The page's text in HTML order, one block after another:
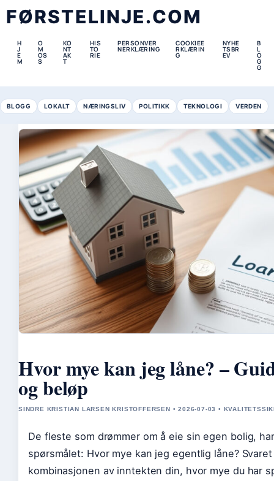
FØRSTELINJE.COM
H
J
E
M
O
M
OS
S
KO
NT
AK
T
HIS
TO
RIE
PERSONVER
NERKLÆRING
COOKIEE
RKLÆRIN
G
NYHE
TSBR
EV
B
L
O
G
G
BLOGG LOKALT NÆRINGSLIV POLITIKK TEKNOLOGI VERDEN
Hvor mye kan jeg låne? –
og beløp
SINDRE KRISTIAN LARSEN KRISTOFFERSEN • 2026-07-03 •
De fleste som drømmer om å eie sin egen bolig,
spørsmålet: Hvor mye kan jeg egentlig låne?
kombinasjonen av inntekten din, hvor mye du har